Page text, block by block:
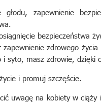
głodu, zapewnienie
bezpieczeństwa
zdrowego
i syto, masz zdrowie, dzięki
i promuj szczęście.
uwagę na kobiety w